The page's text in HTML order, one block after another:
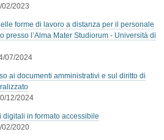
02/2023
forme di lavoro a distanza per il personale
presso l’Alma Mater Studiorum - Università di
07/2024
ai documenti amministrativi e sul diritto di
12/2024
digitali in formato accessibile
02/2020